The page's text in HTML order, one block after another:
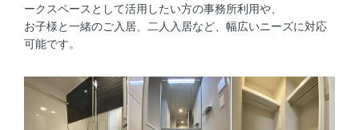
ークスペースとして活用したい方の事務所利用や、
お子様と一緒のご入居、二人入居など、幅広いニーズに対応
可能です。